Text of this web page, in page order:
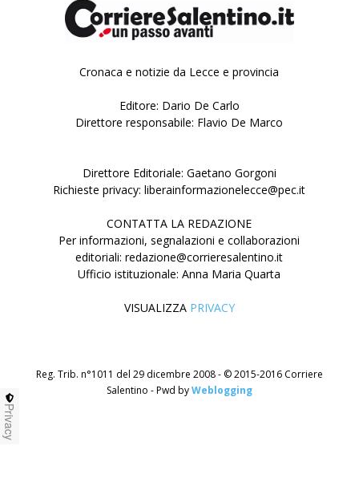
Cronaca e notizie da Lecce e provincia
Editore: Dario De Carlo
Direttore responsabile: Flavio De Marco
Direttore Editoriale: Gaetano Gorgoni
Richieste privacy: liberainformazionelecce@pec.it
CONTATTA LA REDAZIONE
Per informazioni, segnalazioni e collaborazioni
editoriali: redazione@corrieresalentino.it
Ufficio istituzionale: Anna Maria Quarta
VISUALIZZA PRIVACY
Reg. Trib. n°1011 del 29 dicembre 2008 - © 2015-2016 Corriere
Salentino - Pwd byWeblogging
Privacy